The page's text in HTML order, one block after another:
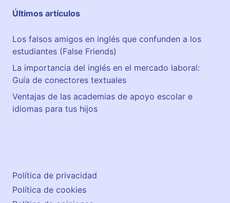
Últimos artículos
Los falsos amigos en inglés que confunden a los
estudiantes (False Friends)
La importancia del inglés en el mercado laboral:
Guía de conectores textuales
Ventajas de las academias de apoyo escolar e
idiomas para tus hijos
Política de privacidad
Política de cookies